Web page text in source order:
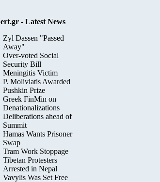
ert.gr - Latest News
Zyl Dassen "Passed
Away"
Over-voted Social
Security Bill
Meningitis Victim
P. Moliviatis Awarded
Pushkin Prize
Greek FinMin on
Denationalizations
Deliberations ahead of
Summit
Hamas Wants Prisoner
Swap
Tram Work Stoppage
Tibetan Protesters
Arrested in Nepal
Vavylis Was Set Free